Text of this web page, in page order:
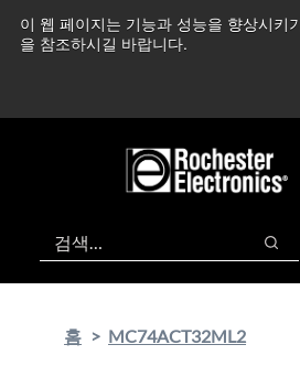
이 웹 페이지는 기능과 성능을 향상시
을 참조하시길 바랍니다.
츠
건
검색
검색
홈 MC74ACT32ML2